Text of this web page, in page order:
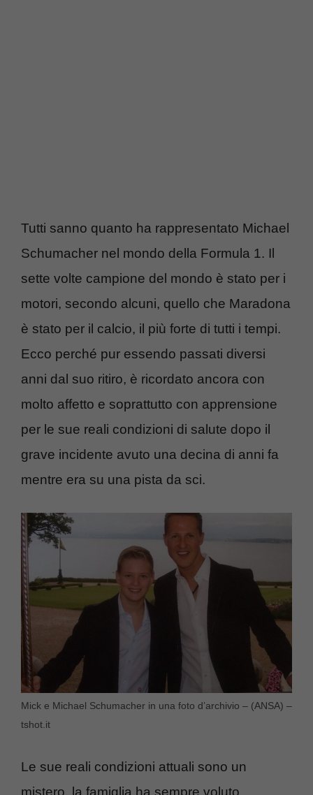
Tutti sanno quanto ha rappresentato Michael
Schumacher nel mondo della Formula 1. Il
sette volte campione del mondo è stato per i
motori, secondo alcuni, quello che Maradona
è stato per il calcio, il più forte di tutti i tempi.
Ecco perché pur essendo passati diversi
anni dal suo ritiro, è ricordato ancora con
molto affetto e soprattutto con apprensione
per le sue reali condizioni di salute dopo il
grave incidente avuto una decina di anni fa
mentre era su una pista da sci.
Mick e Michael Schumacher in una foto d’archivio – (ANSA) –
tshot.it
Le sue reali condizioni attuali sono un
mistero, la famiglia ha sempre voluto